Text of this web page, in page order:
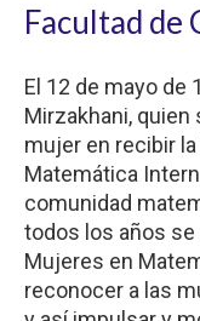
Facultad de
El 12 de mayo de
Mirzakhani, quien
mujer en recibir
Matemática
comunidad
todos los años se
Mujeres en
reconocer a las